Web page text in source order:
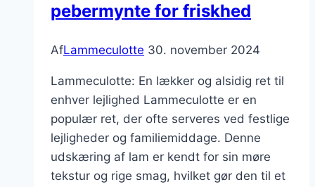
pebermynte for friskhed
AfLammeculotte 30. november 2024
Lammeculotte: En lækker og alsidig ret til
enhver lejlighed Lammeculotte er en
populær ret, der ofte serveres ved festlige
lejligheder og familiemiddage. Denne
udskæring af lam er kendt for sin møre
tekstur og rige smag, hvilket gør den til et